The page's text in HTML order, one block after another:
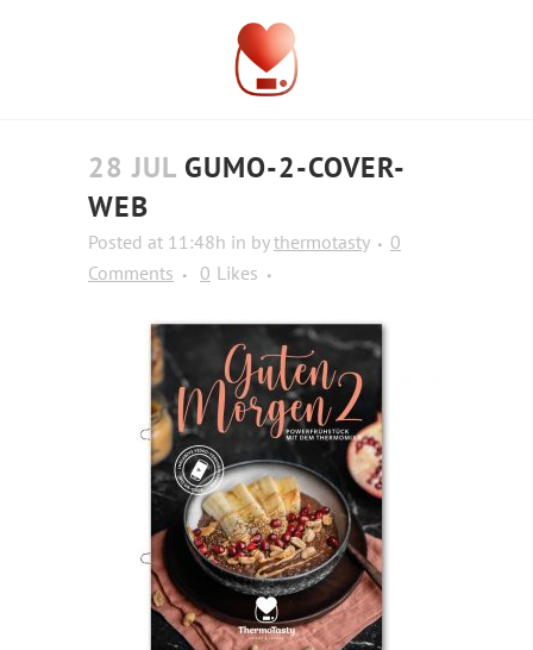
28 JUL GUMO-2-COVER-
WEB
Posted at 11:48h in bythermotasty
0
Comments
0 Likes